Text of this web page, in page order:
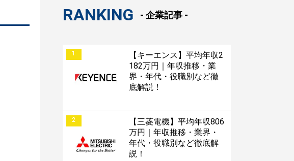
RANKING - 企業記事 -
1
【キーエンス】平均年収2
182万円｜年収推移・業
界・年代・役職別など徹
底解説！
2
【三菱電機】平均年収806
万円｜年収推移・業界・
年代・役職別など徹底解
説！